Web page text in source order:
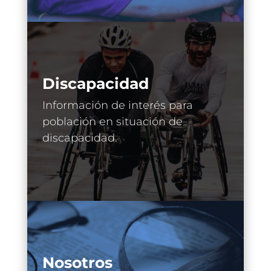
Discapacidad
Información de interés para
población en situación de
discapacidad.
Nosotros